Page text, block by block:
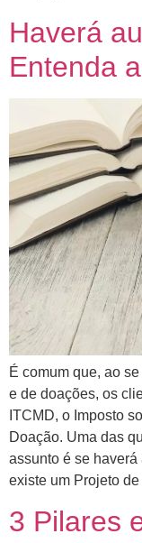
Haverá
Entenda
É comum que, ao
e de doações, os
ITCMD, o Imposto
Doação. Uma das
assunto é se
existe um Projeto
3 Pilares